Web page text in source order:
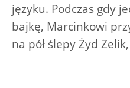
języku. Podczas gdy
bajkę, Marcinkowi
na pół ślepy Żyd